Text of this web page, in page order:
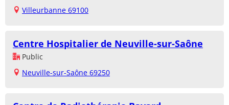
Villeurbanne 69100
Centre Hospitalier de Neuville-sur-Saône
Public
Neuville-sur-Saône 69250